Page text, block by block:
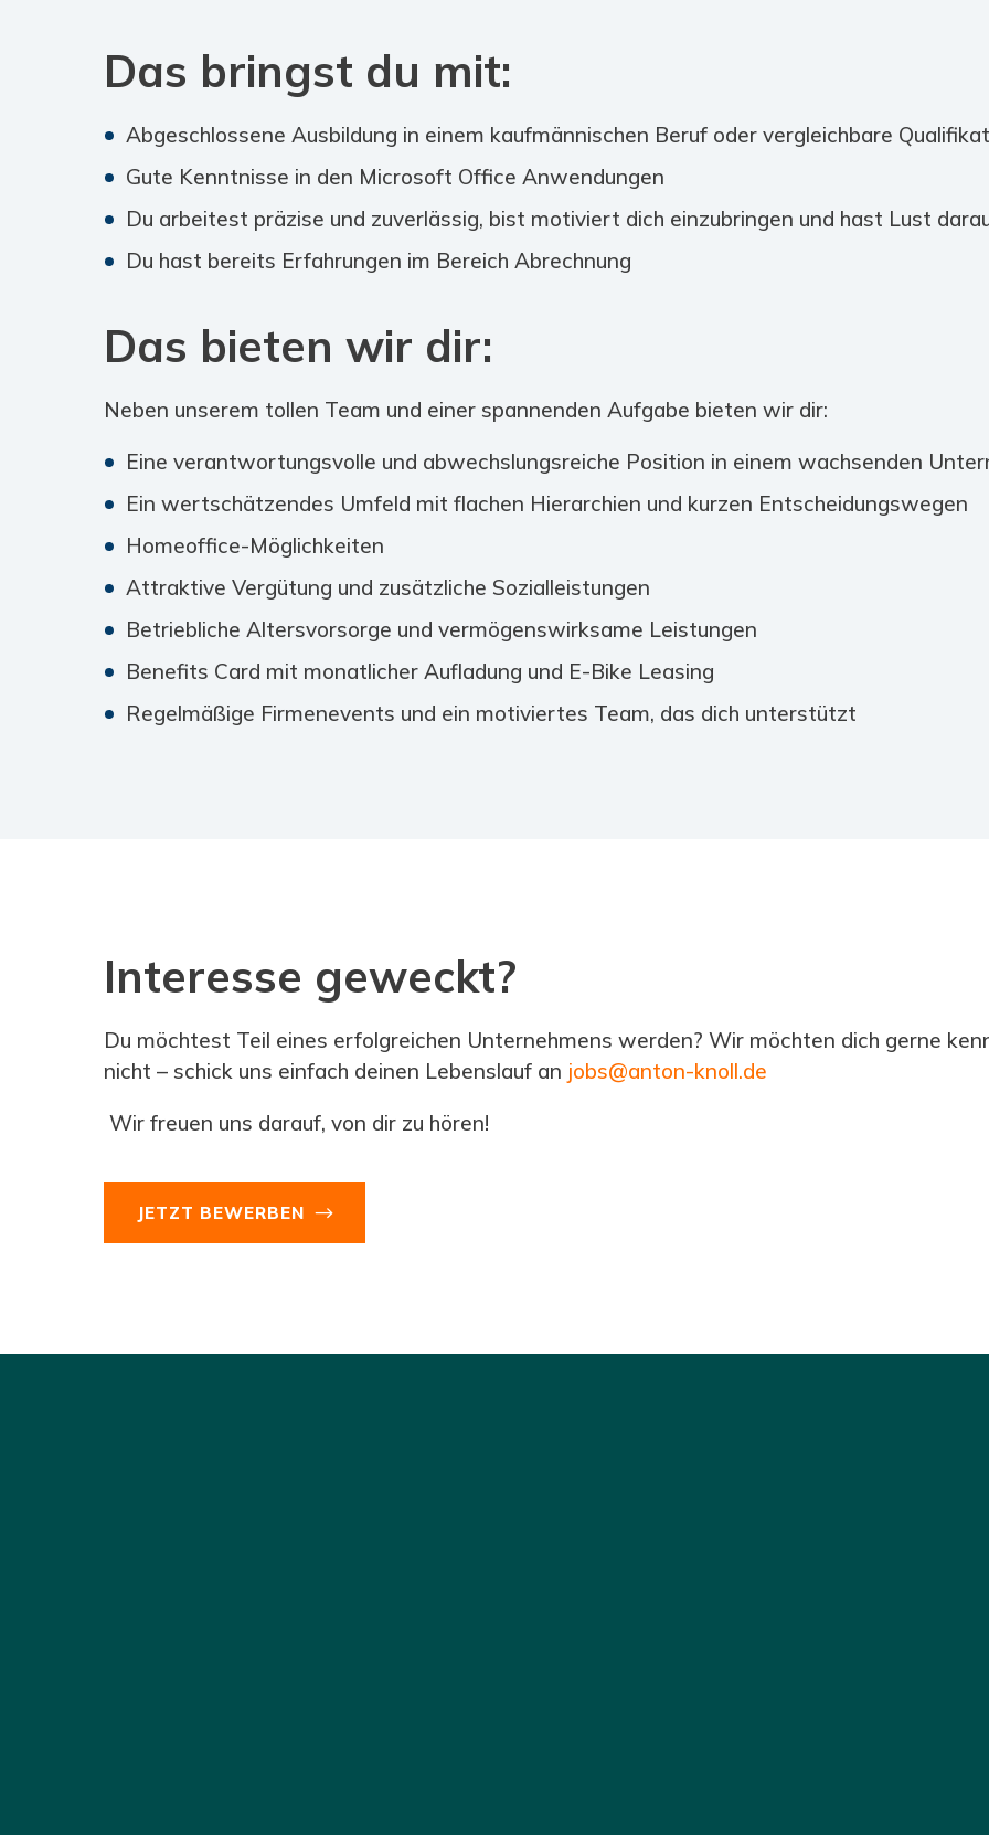
Das bringst du mit:
Abgeschlossene Ausbildung in einem kaufmännischen Beruf oder vergleichbare
Gute Kenntnisse in den Microsoft Office Anwendungen
Du arbeitest präzise und zuverlässig, bist motiviert dich einzubringen und hast Lust
Du hast bereits Erfahrungen im Bereich Abrechnung
Das bieten wir dir:
Neben unserem tollen Team und einer spannenden Aufgabe bieten wir dir:
Eine verantwortungsvolle und abwechslungsreiche Position in einem wachsenden
Ein wertschätzendes Umfeld mit flachen Hierarchien und kurzen Entscheidungswegen
Homeoffice-Möglichkeiten
Attraktive Vergütung und zusätzliche Sozialleistungen
Betriebliche Altersvorsorge und vermögenswirksame Leistungen
Benefits Card mit monatlicher Aufladung und E-Bike Leasing
Regelmäßige Firmenevents und ein motiviertes Team, das dich unterstützt
Interesse geweckt?
Du möchtest Teil eines erfolgreichen Unternehmens werden? Wir möchten dich gerne
nicht – schick uns einfach deinen Lebenslauf an jobs@anton-knoll.de
Wir freuen uns darauf, von dir zu hören!
JETZT BEWERBEN